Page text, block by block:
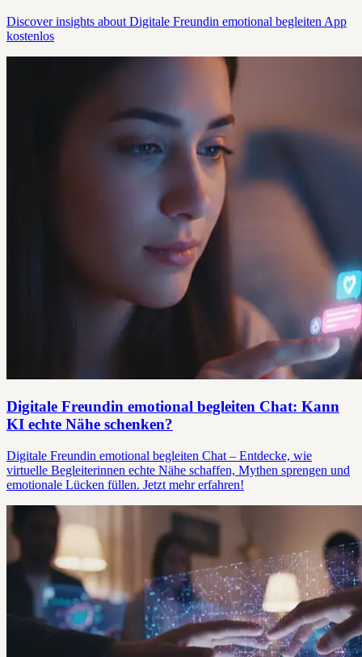
Discover insights about Digitale Freundin emotional begleiten App
kostenlos
Digitale Freundin emotional begleiten Chat: Kann
KI echte Nähe schenken?
Digitale Freundin emotional begleiten Chat – Entdecke, wie
virtuelle Begleiterinnen echte Nähe schaffen, Mythen sprengen und
emotionale Lücken füllen. Jetzt mehr erfahren!